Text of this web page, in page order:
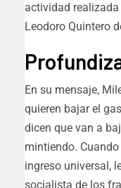
actividad
Leodoro Quintero
En su mensaje,
quieren bajar el
dicen que van a
mintiendo. Cuando
ingreso universal,
socialista de los